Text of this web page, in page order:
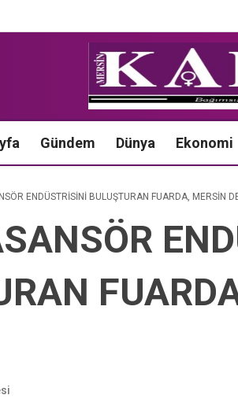
Gündem Dünya Ekonomi
ENDÜSTRİSİNİ BULUŞTURAN FUARDA, MERSİN